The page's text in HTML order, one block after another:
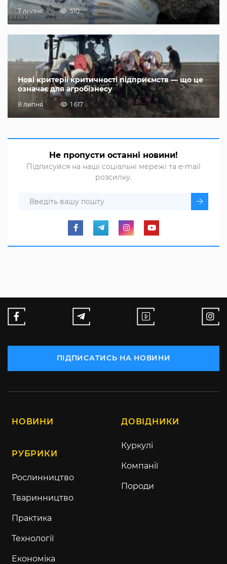
7 липня 510
Нові критерії критичності підприємств — що це
означає для агробізнесу
8 липня 1 617
Не пропусти останні новини!
Підписуйся на наші соціальні мережі та e-mail
розсилку.
ПІДПИСАТИСЬ НА НОВИНИ
НОВИНИ
РУБРИКИ
Рослинництво
Тваринництво
Практика
Технології
Економіка
ДОВІДНИКИ
Куркулі
Компанії
Породи